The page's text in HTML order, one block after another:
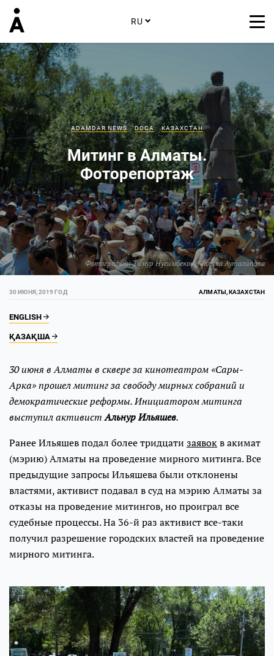
RU
Фотографии:Тимур Нусимбеков,Малика Ауталипова
ADAMDAR NEWS DOCA КАЗАХСТАН
Митинг в Алматы.
Фоторепортаж
30 ИЮНЯ, 2019 ГОД АЛМАТЫ, КАЗАХСТАН
ENGLISH
ҚАЗАҚША
30 июня в Алматы в сквере за кинотеатром «Сары-
Арка» прошел митинг за свободу мирных собраний и
демократические реформы. Инициатором митинга
выступил активистАльнур Ильяшев.
Ранее Ильяшев подал более тридцати заявокв акимат
(мэрию) Алматы на проведение мирного митинга. Все
предыдущие запросы Ильяшева были отклонены
властями, активист подавал в суд на мэрию Алматы за
отказы на проведение митингов, но проиграл все
судебные процессы. На 36-й раз активист все-таки
получил разрешение городских властей на проведение
мирного митинга.